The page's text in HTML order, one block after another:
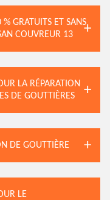
GRATUITS ET SANS
COUVREUR 13
LA RÉPARATION
DE GOUTTIÈRES
DE GOUTTIÈRE
LE